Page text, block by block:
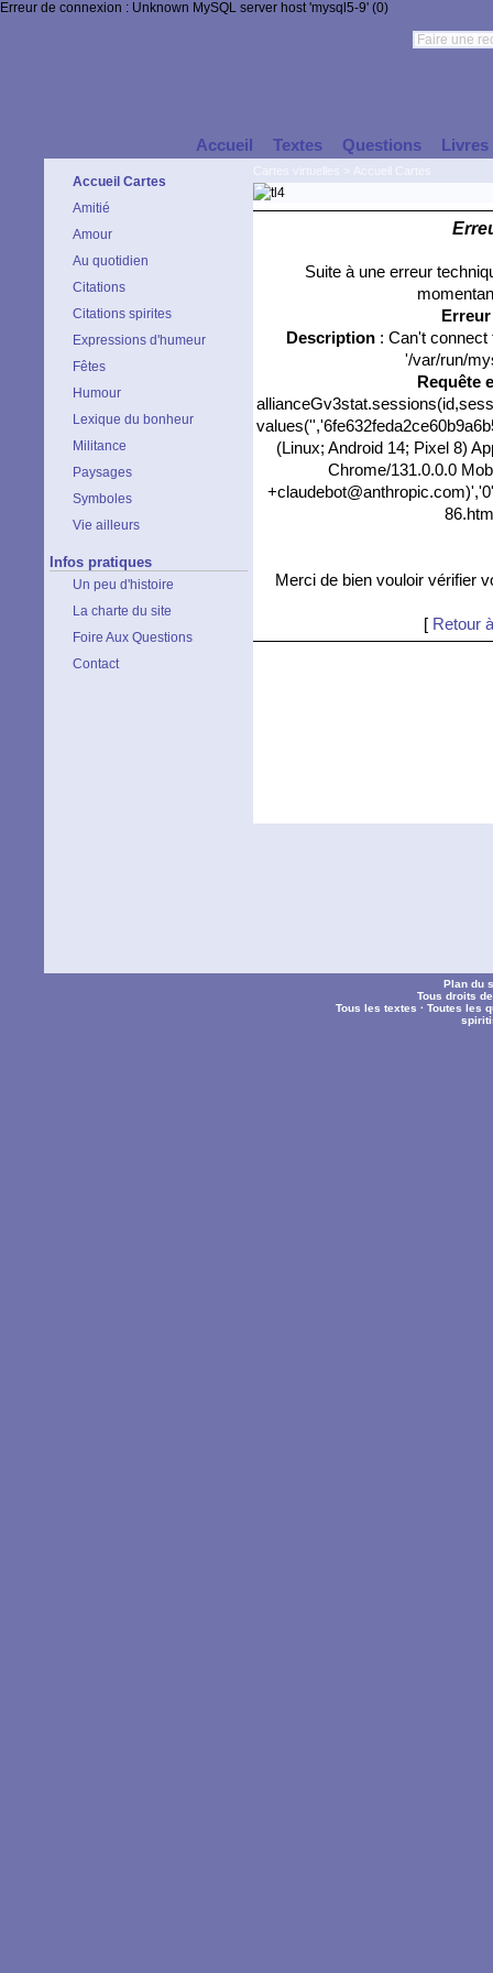
Erreur de connexion : Unknown MySQL server host 'mysql5-9' (0)
Accueil Textes Questions Livres
Accueil Cartes
Amitié
Amour
Au quotidien
Citations
Citations spirites
Expressions d'humeur
Fêtes
Humour
Lexique du bonheur
Militance
Paysages
Symboles
Vie ailleurs
Infos pratiques
Un peu d'histoire
La charte du site
Foire Aux Questions
Contact
Suite à une erreur
Description: Can't connect
'/var/run/
Requête
(Linux; Android 14; Pixel 8)
Chrome/131.0.0.0
Merci de bien vouloir vérifier
[ Retour
Plan du
Tous droits
Tous les textes ·Toutes les